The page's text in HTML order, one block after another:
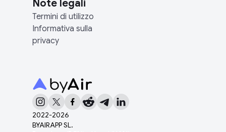
2022-2026
BYAIRAPP SL.
Note legali
Termini di utilizzo
Informativa sulla
privacy